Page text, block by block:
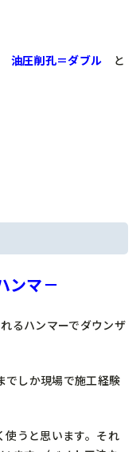
油圧削孔＝ダブル と
ンマ－
るハンマーでダウンザ
でしか現場で施工経験
うと思います。それ